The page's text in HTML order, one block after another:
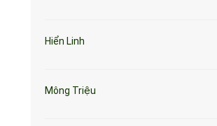
Hiển Linh
Mông Triệu